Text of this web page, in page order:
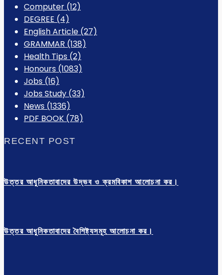
Computer (12)
DEGREE (4)
English Article (27)
GRAMMAR (138)
Health Tips (2)
Honours (1083)
Jobs (16)
Jobs Study (33)
News (1336)
PDF BOOK (78)
RECENT POST
উত্তর আধুনিকতাবাদের উদ্ভব ও ক্রমবিকাশ আলোচনা কর।
উত্তর আধুনিকতাবাদের বৈশিষ্ট্যসমূহ আলোচনা কর।